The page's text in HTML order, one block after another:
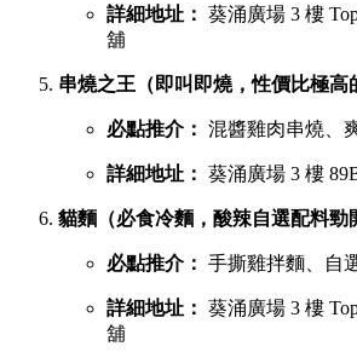
詳細地址： 葵涌廣場 3 樓
舖
串燒之王（即叫即燒，性價比極高
必點推介： 混醬雞肉串燒、
詳細地址： 葵涌廣場 3 樓
貓麵（必食冷麵，酸辣自選配料勁
必點推介： 手撕雞拌麵、自
詳細地址： 葵涌廣場 3 樓
舖